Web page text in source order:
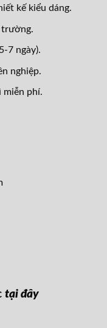
kế kiểu dáng.
trường.
7 ngày).
nghiệp.
miễn phí.
tại đây